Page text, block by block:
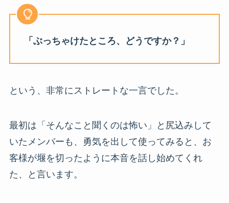
「ぶっちゃけたところ、どうですか？」
という、非常にストレートな一言でした。
最初は「そんなこと聞くのは怖い」と尻込みして
いたメンバーも、勇気を出して使ってみると、お
客様が堰を切ったように本音を話し始めてくれ
た、と言います。